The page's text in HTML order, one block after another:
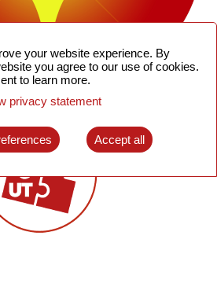
your website experience. By
you agree to our use of cookies.
to learn more.
privacy statement
Accept all